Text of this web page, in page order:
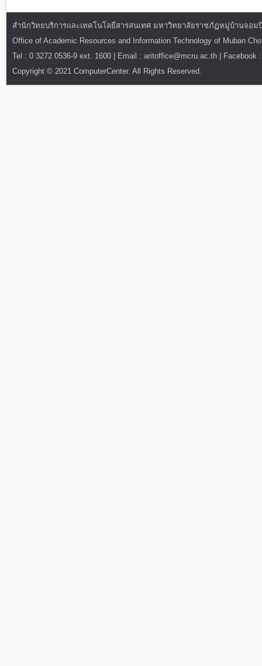
สำนักวิทยบริการและเทคโนโลยีสารสนเทศ มหาวิทยาลัยราชภัฏหมู่บ้านจอ
Office of Academic Resources and Information Technology of Muban
Tel : 0 3272 0536-9 ext. 1600 | Email : aritoffice@mcru.ac.th | Facebook
Copyright © 2021 ComputerCenter. All Rights Reserved.